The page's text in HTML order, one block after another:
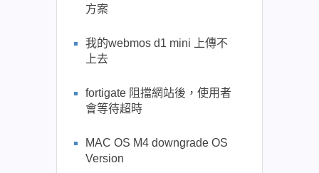
方案
我的webmos d1 mini 上傳不
上去
fortigate 阻擋網站後，使用者
會等待超時
MAC OS M4 downgrade OS
Version